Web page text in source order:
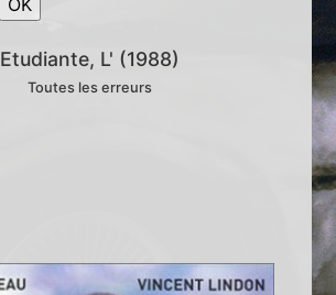
Etudiante, L' (1988)
Toutes les erreurs